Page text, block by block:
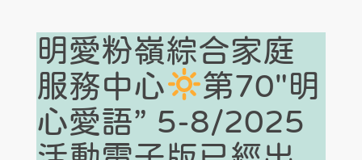
明愛粉嶺綜合家庭
服務中心
第70″明
心愛語” 5-8/2025